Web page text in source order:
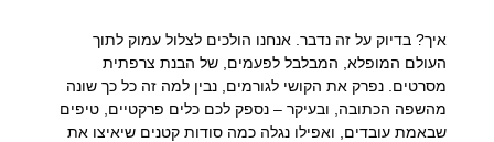
איך? בדיוק על זה נדבר. אנחנו הולכים לצלול עמוק לתוך
העולם המופלא, המבלבל לפעמים, של הבנת צרפתית
מסרטים. נפרק את הקושי לגורמים, נבין למה זה כל כך שונה
מהשפה הכתובה, ובעיקר – נספק לכם כלים פרקטיים, טיפים
שבאמת עובדים, ואפילו נגלה כמה סודות קטנים שיאיצו את